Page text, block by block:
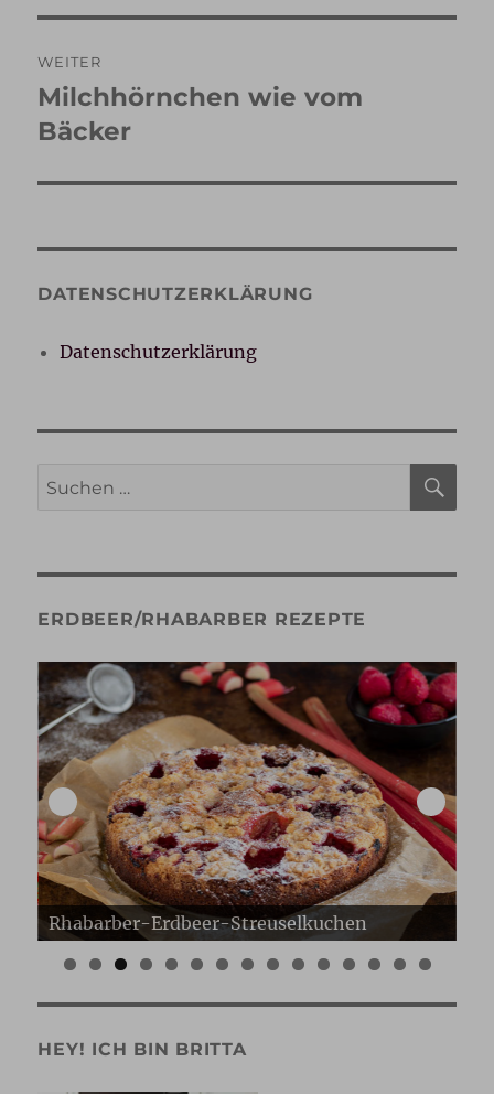
WEITER
Nächster
Beitrag:
Milchhörnchen wie vom
Bäcker
DATENSCHUTZERKLÄRUNG
Datenschutzerklärung
Suche
ERDBEER/RHABARBER REZEPTE
Erdbeer Gugelhupf
0 1 2 3 4 5
HEY! ICH BIN BRITTA